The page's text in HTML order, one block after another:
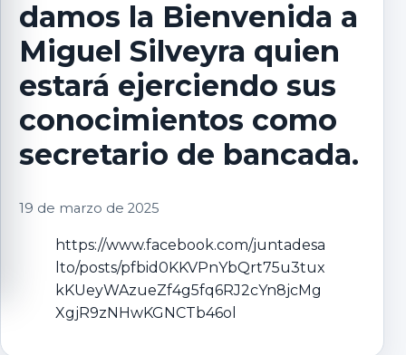
damos la Bienvenida a
Miguel Silveyra quien
estará ejerciendo sus
conocimientos como
secretario de bancada.
19 de marzo de 2025
https://www.facebook.com/juntadesa
lto/posts/pfbid0KKVPnYbQrt75u3tux
kKUeyWAzueZf4g5fq6RJ2cYn8jcMg
XgjR9zNHwKGNCTb46ol